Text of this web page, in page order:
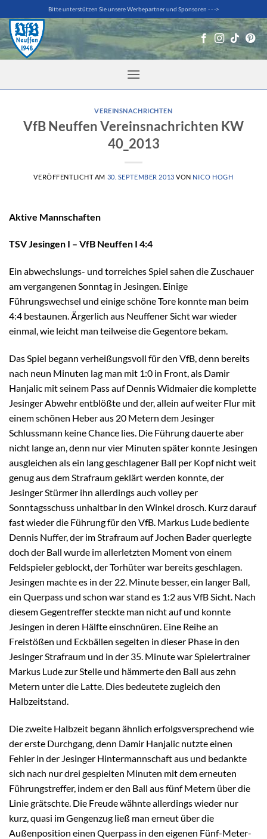
Inhalt
springen
Bitte unterstützen Sie unsere Werbepartner und Sponsoren - - ->
VEREINSNACHRICHTEN
VfB Neuffen Vereinsnachrichten KW
40_2013
VERÖFFENTLICHT AM 30. SEPTEMBER 2013 VON NICO HOGH
Aktive Mannschaften
TSV Jesingen I – VfB Neuffen I 4:4
Ein abwechslungs- und torreiches Spiel sahen die Zuschauer
am vergangenen Sonntag in Jesingen. Einige
Führungswechsel und einige schöne Tore konnte man beim
4:4 bestaunen. Ärgerlich aus Neuffener Sicht war wieder
einmal, wie leicht man teilweise die Gegentore bekam.
Das Spiel begann verheißungsvoll für den VfB, denn bereits
nach neun Minuten lag man mit 1:0 in Front, als Damir
Hanjalic mit seinem Pass auf Dennis Widmaier die komplette
Jesinger Abwehr entblößte und der, allein auf weiter Flur mit
einem schönen Heber aus 20 Metern dem Jesinger
Schlussmann keine Chance lies. Die Führung dauerte aber
nicht lange an, denn nur vier Minuten später konnte Jesingen
ausgleichen als ein lang geschlagener Ball per Kopf nicht weit
genug aus dem Strafraum geklärt werden konnte, der
Jesinger Stürmer ihn allerdings auch volley per
Sonntagsschuss unhaltbar in den Winkel drosch. Kurz darauf
fast wieder die Führung für den VfB. Markus Lude bediente
Dennis Nuffer, der im Strafraum auf Jochen Bader querlegte
doch der Ball wurde im allerletzten Moment von einem
Feldspieler geblockt, der Torhüter war bereits geschlagen.
Jesingen machte es in der 22. Minute besser, ein langer Ball,
ein Querpass und schon war stand es 1:2 aus VfB Sicht. Nach
diesem Gegentreffer steckte man nicht auf und konnte
Jesingen in deren Hälfte einschnüren. Eine Reihe an
Freistößen und Eckbällen segelten in dieser Phase in den
Jesinger Strafraum und in der 35. Minute war Spielertrainer
Markus Lude zur Stelle und hämmerte den Ball aus zehn
Metern unter die Latte. Dies bedeutete zugleich den
Halbzeitstand.
Die zweite Halbzeit begann ähnlich erfolgsversprechend wie
der erste Durchgang, denn Damir Hanjalic nutzte einen
Fehler in der Jesinger Hintermannschaft aus und bedankte
sich nach nur drei gespielten Minuten mit dem erneuten
Führungstreffer, indem er den Ball aus fünf Metern über die
Linie grätschte. Die Freude wähnte allerdings wieder nur
kurz, quasi im Gengenzug ließ man erneut über die
Außenposition einen Querpass in den eigenen Fünf-Meter-